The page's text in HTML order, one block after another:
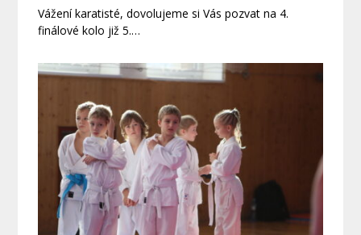
Vážení karatisté, dovolujeme si Vás pozvat na 4.
finálové kolo již 5.…